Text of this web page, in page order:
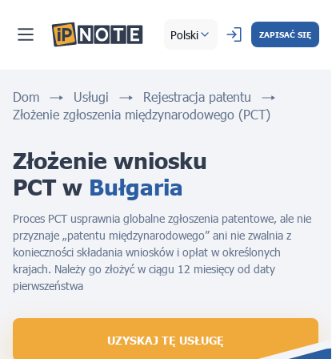
Polski ZAPISAĆ SIĘ
Dom Usługi
Rejestracja patentu
Złożenie zgłoszenia międzynarodowego (PCT)
Złożenie wniosku
PCT w Bułgaria
Proces PCT usprawnia globalne zgłoszenia patentowe, ale nie
przyznaje „patentu międzynarodowego” ani nie zwalnia z
konieczności składania wniosków i opłat w określonych
krajach. Należy go złożyć w ciągu 12 miesięcy od daty
pierwszeństwa
UZYSKAJ TĘ USŁUGĘ